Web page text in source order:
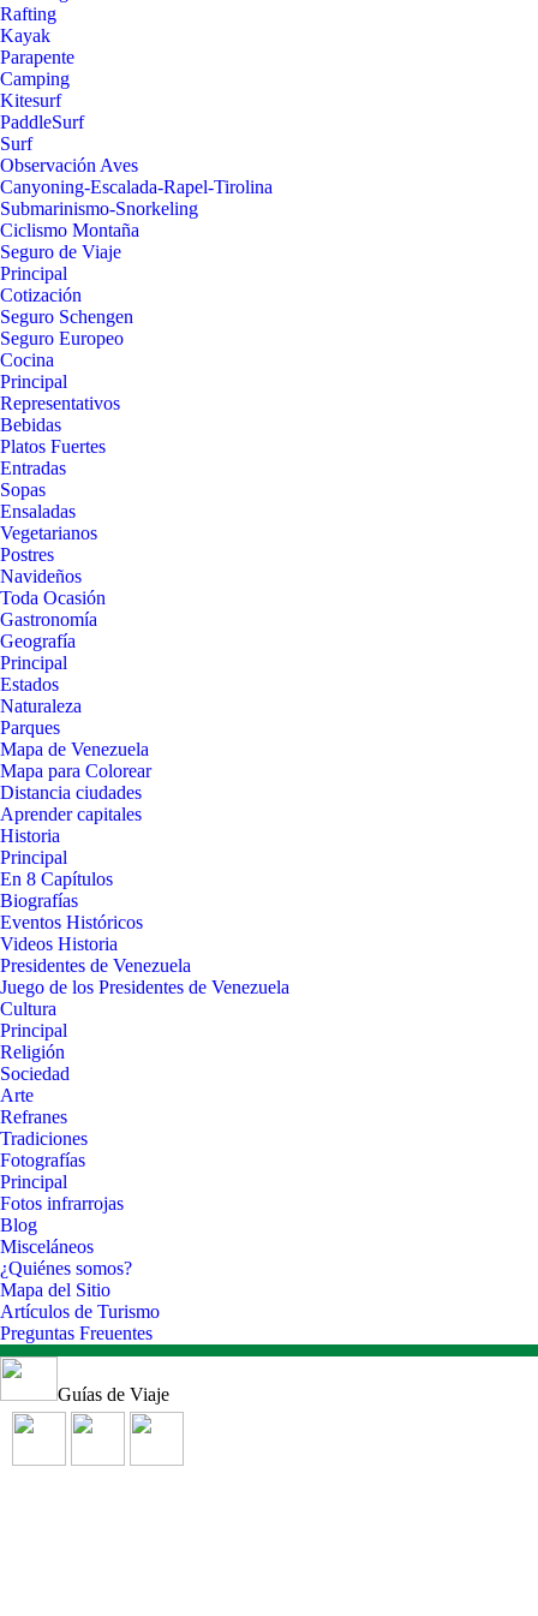
Rafting
Kayak
Parapente
Camping
Kitesurf
PaddleSurf
Surf
Observación Aves
Canyoning-Escalada-Rapel-Tirolina
Submarinismo-Snorkeling
Ciclismo Montaña
Seguro de Viaje
Principal
Cotización
Seguro Schengen
Seguro Europeo
Cocina
Principal
Representativos
Bebidas
Platos Fuertes
Entradas
Sopas
Ensaladas
Vegetarianos
Postres
Navideños
Toda Ocasión
Gastronomía
Geografía
Principal
Estados
Naturaleza
Parques
Mapa de Venezuela
Mapa para Colorear
Distancia ciudades
Aprender capitales
Historia
Principal
En 8 Capítulos
Biografías
Eventos Históricos
Videos Historia
Presidentes de Venezuela
Juego de los Presidentes de Venezuela
Cultura
Principal
Religión
Sociedad
Arte
Refranes
Tradiciones
Fotografías
Principal
Fotos infrarrojas
Blog
Misceláneos
¿Quiénes somos?
Mapa del Sitio
Artículos de Turismo
Preguntas Freuentes
Guías de Viaje